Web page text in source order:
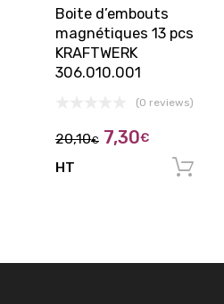
Ajouter au panier
Boite d’embouts
magnétiques 13 pcs
KRAFTWERK
306.010.001
(0 reviews)
20,10€ 7,30€
HT